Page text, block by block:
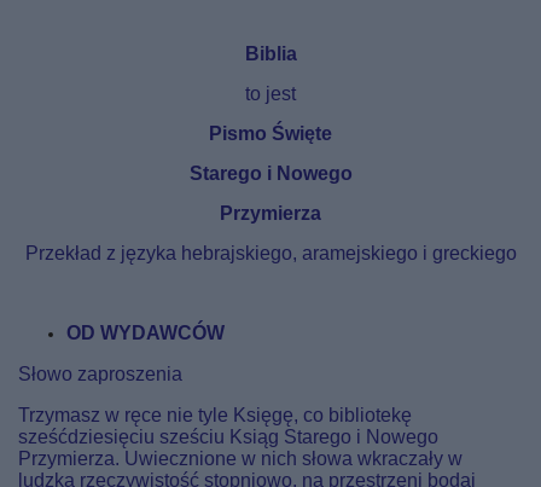
Biblia
to jest
Pismo Święte
Starego i Nowego
Przymierza
Przekład z języka hebrajskiego, aramejskiego i greckiego
OD WYDAWCÓW
Słowo zaproszenia
Trzymasz w ręce nie tyle Księgę, co bibliotekę
sześćdziesięciu sześciu Ksiąg Starego i Nowego
Przymierza. Uwiecznione w nich słowa wkraczały w
ludzką rzeczywistość stopniowo, na przestrzeni bodaj